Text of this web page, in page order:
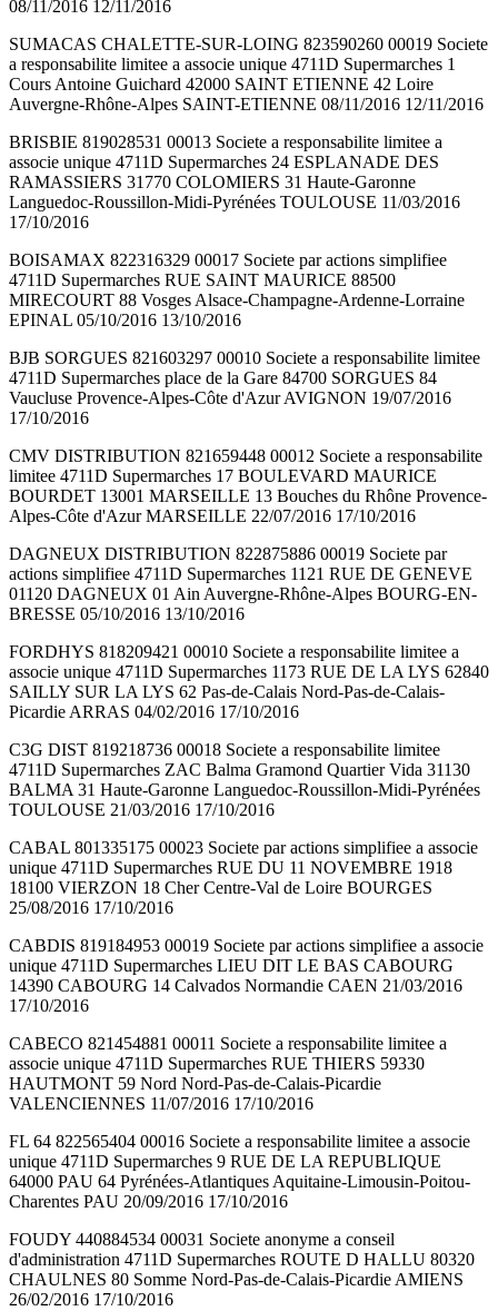
08/11/2016 12/11/2016
SUMACAS CHALETTE-SUR-LOING 823590260 00019 Societe
a responsabilite limitee a associe unique 4711D Supermarches 1
Cours Antoine Guichard 42000 SAINT ETIENNE 42 Loire
Auvergne-Rhône-Alpes SAINT-ETIENNE 08/11/2016 12/11/2016
BRISBIE 819028531 00013 Societe a responsabilite limitee a
associe unique 4711D Supermarches 24 ESPLANADE DES
RAMASSIERS 31770 COLOMIERS 31 Haute-Garonne
Languedoc-Roussillon-Midi-Pyrénées TOULOUSE 11/03/2016
17/10/2016
BOISAMAX 822316329 00017 Societe par actions simplifiee
4711D Supermarches RUE SAINT MAURICE 88500
MIRECOURT 88 Vosges Alsace-Champagne-Ardenne-Lorraine
EPINAL 05/10/2016 13/10/2016
BJB SORGUES 821603297 00010 Societe a responsabilite limitee
4711D Supermarches place de la Gare 84700 SORGUES 84
Vaucluse Provence-Alpes-Côte d'Azur AVIGNON 19/07/2016
17/10/2016
CMV DISTRIBUTION 821659448 00012 Societe a responsabilite
limitee 4711D Supermarches 17 BOULEVARD MAURICE
BOURDET 13001 MARSEILLE 13 Bouches du Rhône Provence-
Alpes-Côte d'Azur MARSEILLE 22/07/2016 17/10/2016
DAGNEUX DISTRIBUTION 822875886 00019 Societe par
actions simplifiee 4711D Supermarches 1121 RUE DE GENEVE
01120 DAGNEUX 01 Ain Auvergne-Rhône-Alpes BOURG-EN-
BRESSE 05/10/2016 13/10/2016
FORDHYS 818209421 00010 Societe a responsabilite limitee a
associe unique 4711D Supermarches 1173 RUE DE LA LYS 62840
SAILLY SUR LA LYS 62 Pas-de-Calais Nord-Pas-de-Calais-
Picardie ARRAS 04/02/2016 17/10/2016
C3G DIST 819218736 00018 Societe a responsabilite limitee
4711D Supermarches ZAC Balma Gramond Quartier Vida 31130
BALMA 31 Haute-Garonne Languedoc-Roussillon-Midi-Pyrénées
TOULOUSE 21/03/2016 17/10/2016
CABAL 801335175 00023 Societe par actions simplifiee a associe
unique 4711D Supermarches RUE DU 11 NOVEMBRE 1918
18100 VIERZON 18 Cher Centre-Val de Loire BOURGES
25/08/2016 17/10/2016
CABDIS 819184953 00019 Societe par actions simplifiee a associe
unique 4711D Supermarches LIEU DIT LE BAS CABOURG
14390 CABOURG 14 Calvados Normandie CAEN 21/03/2016
17/10/2016
CABECO 821454881 00011 Societe a responsabilite limitee a
associe unique 4711D Supermarches RUE THIERS 59330
HAUTMONT 59 Nord Nord-Pas-de-Calais-Picardie
VALENCIENNES 11/07/2016 17/10/2016
FL 64 822565404 00016 Societe a responsabilite limitee a associe
unique 4711D Supermarches 9 RUE DE LA REPUBLIQUE
64000 PAU 64 Pyrénées-Atlantiques Aquitaine-Limousin-Poitou-
Charentes PAU 20/09/2016 17/10/2016
FOUDY 440884534 00031 Societe anonyme a conseil
d'administration 4711D Supermarches ROUTE D HALLU 80320
CHAULNES 80 Somme Nord-Pas-de-Calais-Picardie AMIENS
26/02/2016 17/10/2016